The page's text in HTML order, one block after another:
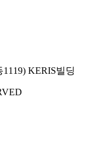
KERIS빌딩